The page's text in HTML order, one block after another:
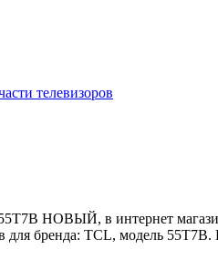
телевизоров
НОВЫЙ, в интернет
для бренда: TCL, модель